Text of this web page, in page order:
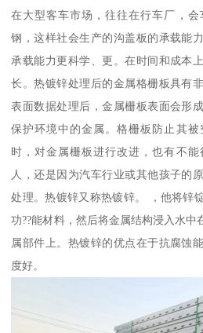
在大型客车市场，往往在行车厂，
钢，这样社会生产的沟盖板的承载能
承载能力更科学、更。在时间和成本
长。热镀锌处理后的金属格栅板具有
表面数据处理后，金属栅板表面会形
保护环境中的金属。格栅板防止其
时，对金属栅板进行改进，也有不
人，还是因为汽车行业或其他孩子的
处理。热镀锌又称热镀锌。 ，他将锌
功??能材料，然后将金属结构浸入水中
属部件上。热镀锌的优点在于抗腐蚀
度好。